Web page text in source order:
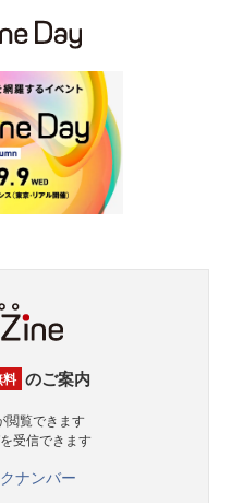
料 のご案内
閲覧できます
受信できます
ナンバー